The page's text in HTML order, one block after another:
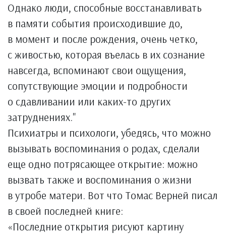
Однако люди, способные восстанавливать
в памяти события происходившие до,
в момент и после рождения, очень четко,
с живостью, которая въелась в их сознание
навсегда, вспоминают свои ощущения,
сопутствующие эмоции и подробности
о сдавливании или каких-то других
затруднениях."
Психиатры и психологи, убедясь, что можно
вызывать воспоминания о родах, сделали
еще одно потрясающее открытие: можно
вызвать также и воспоминания о жизни
в утробе матери. Вот что Томас Верней писал
в своей последней книге:
«Последние открытия рисуют картину